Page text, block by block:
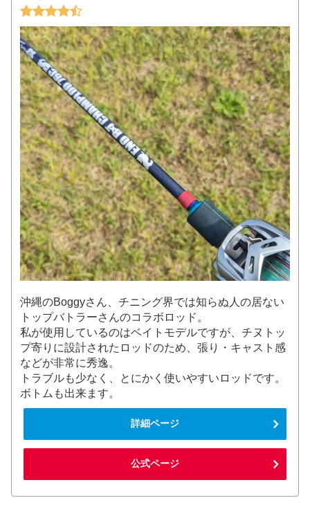
沖縄のBoggyさん、チニング界では知らぬ人の居ない
トップバトラーさんのコラボロッド。
私が使用しているのはベイトモデルですが、チヌトッ
プ寄りに設計されたロッドのため、張り・キャスト感
などが非常に秀逸。
トラブルも少なく、とにかく使いやすいロッドです。
ボトムも出来ます。
詳細ページ
公式ページ